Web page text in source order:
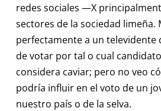
redes sociales —X
sectores de la sociedad limeña.
perfectamente a un televidente
de votar por tal o cual
considera caviar; pero no veo
podría influir en el voto de un
nuestro país o de la selva.